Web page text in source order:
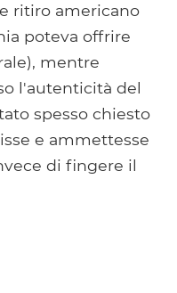
ritiro americano
poteva offrire
mentre
l'autenticità del
spesso chiesto
e ammettesse
di fingere il